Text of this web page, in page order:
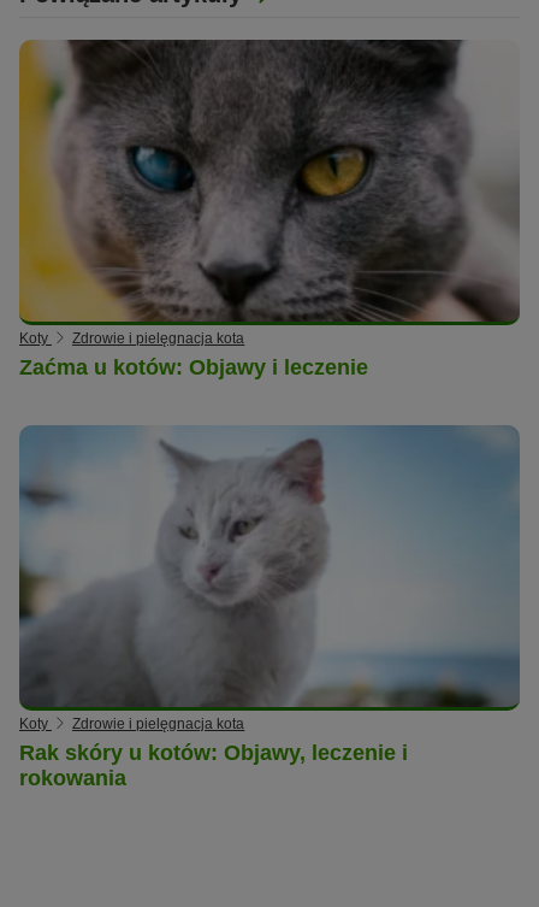
Koty Zdrowie i pielęgnacja kota
Zaćma u kotów: Objawy i leczenie
Koty Zdrowie i pielęgnacja kota
Rak skóry u kotów: Objawy, leczenie i
rokowania